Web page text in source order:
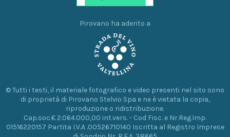
Pirovano ha aderito a
© Tutti i testi, il materiale fotografico e video presenti nel sito sono
di proprietà di Pirovano Stelvio Spa e ne è vietata la copia,
riproduzione o ridistribuzione.
Cap.soc.€ 2.064.000,00 int.vers. - Cod Fisc. e Nr.Reg.Imp.
01516220157 Partita I.V.A .00526710140 Iscritta al Registro Imprese